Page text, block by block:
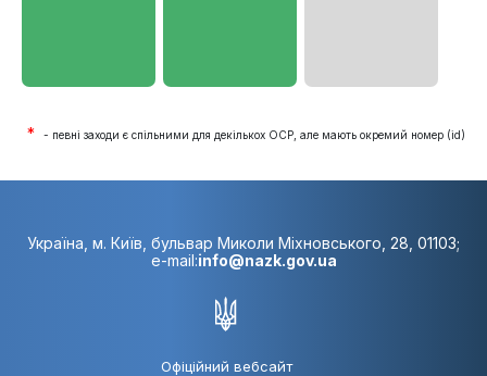
* - певні заходи є спільними для декількох ОСР, але мають окремий номер (id)
Україна, м. Київ, бульвар Миколи Міхновського, 28, 01103;
e-mail:info@nazk.gov.ua
Офіційний вебсайт